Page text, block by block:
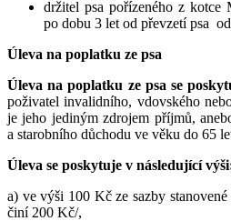
držitel psa pořízeného z kotce
po dobu 3 let od převzetí psa
Úleva na poplatku ze psa
Úleva na poplatku ze psa se
poživatel invalidního, vdovského
je jeho jediným zdrojem příjmů,
a starobního důchodu ve věku do 65
Úleva se poskytuje v následující
a) ve výši 100 Kč ze sazby
činí 200 Kč/,